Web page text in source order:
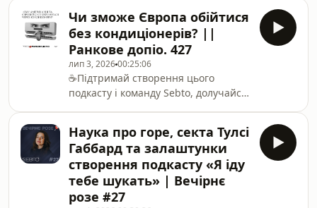
клубу https://www.youtube.com/channel/
випуску розповідаємо про:0:00
Декларація на 927 сторінок і 22 000
транзакцій6:48 Які подарунки
декларує Трамп8:00 Криптобізнес
родини Трампа12:23 Чи безпечні
для котів і собак зерн
Чи зможе Європа обійтися
без кондиціонерів? ||
Ранкове допіо. 427
лип 3, 202600:25:06
☕️Підтримай створення цього
подкасту і команду Sebto, долучайся
клубу https://www.youtube.com/channel/
випуску розповідаємо про:0:00
Історія винайдення
кондиціонера2:55 Європа —
епіцентр глобального
потепління9:06 Чи дійсно у Європі
Наука про горе, секта Тулсі
Габбард та залаштунки
створення подкасту «Я іду
тебе шукать» | Вечірнє
розе #27